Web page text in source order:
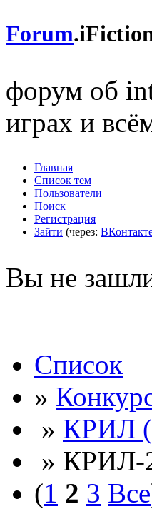
Forum.
форум об
играх и
Главная
Список тем
Пользователи
Поиск
Регистрация
Зайти (через:
Вы не
Список
»
» КРИЛ
» КРИЛ-
(1 2 3 Все